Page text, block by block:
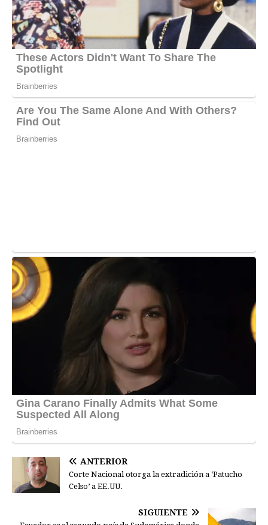
ANTERIOR
Corte Nacional otorga la extradición a ‘Patucho
Celso’ a EE.UU.
SIGUIENTE